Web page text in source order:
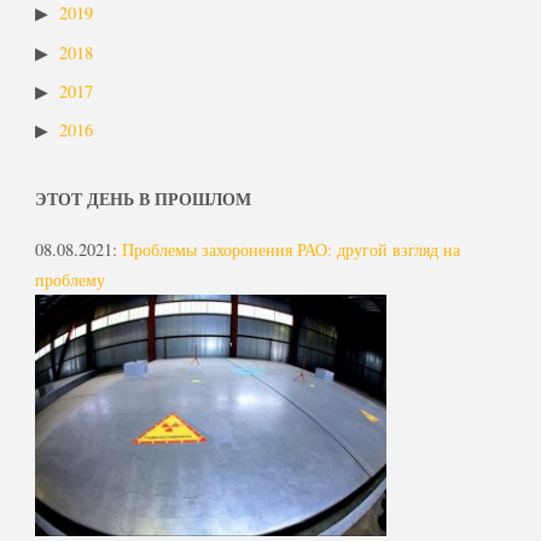
2019
2018
2017
2016
ЭТОТ ДЕНЬ В ПРОШЛОМ
08.08.2021: Проблемы захоронения РАО: другой взгляд на
проблему